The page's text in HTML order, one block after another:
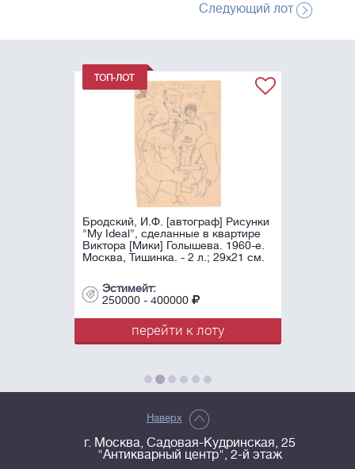
Следующий лот
Бродский, И.Ф. [автограф] Рисунки
"My Ideal", сделанные в квартире
Виктора [Мики] Голышева. 1960-е.
Москва, Тишинка. - 2 л.; 29х21 см.
Эстимейт:
250000 - 400000
перейти к лоту
Наверх
г. Москва, Садовая-Кудринская, 25
"Антикварный центр", 2-й этаж